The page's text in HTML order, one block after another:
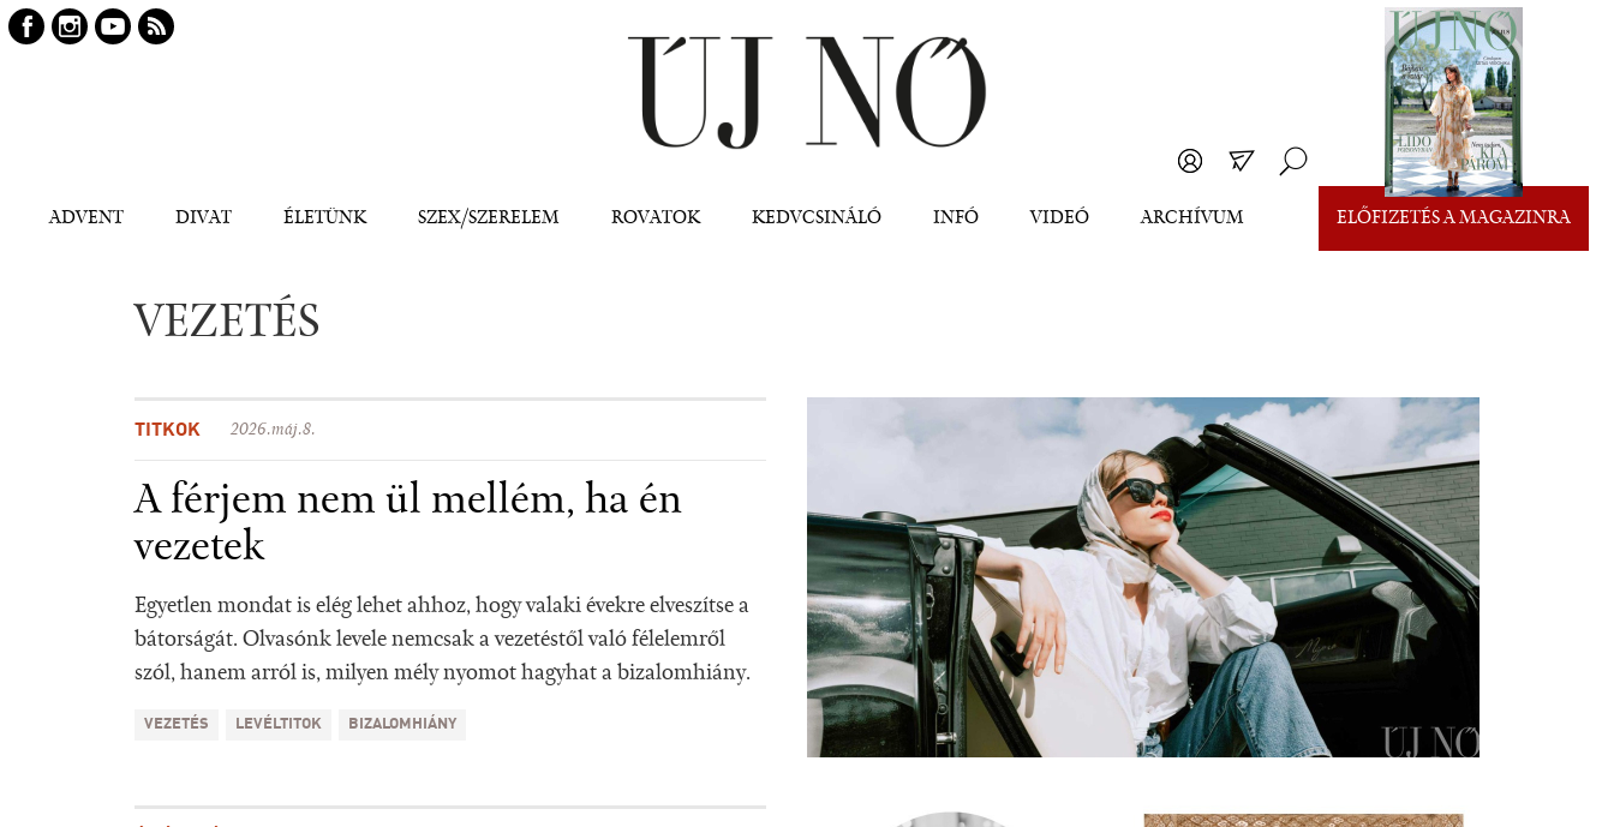
ADVENT DIVAT ÉLETÜNK SZEX/SZERELEM ROVATOK KEDVCSINÁLÓ INFÓ VIDEÓ ARCHÍVUM ELŐFIZETÉS A MAGAZINRA
VEZETÉS
TITKOK 2026.máj.8.
A férjem nem ül mellém, ha én
vezetek
Egyetlen mondat is elég lehet ahhoz, hogy valaki évekre elveszítse a
bátorságát. Olvasónk levele nemcsak a vezetéstől való félelemről
szól, hanem arról is, milyen mély nyomot hagyhat a bizalomhiány.
VEZETÉS LEVÉLTITOK BIZALOMHIÁNY